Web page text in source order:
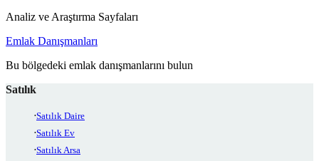
Analiz ve Araştırma Sayfaları
Emlak Danışmanları
Bu bölgedeki emlak danışmanlarını bulun
Satılık
Satılık Daire
Satılık Ev
Satılık Arsa